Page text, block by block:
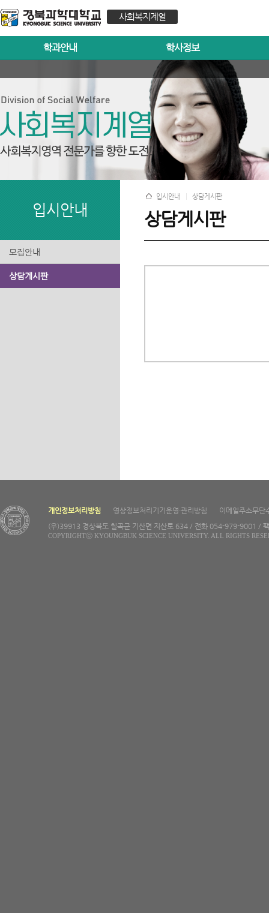
사회복지계열
학과안내 학사정보
입시안내
모집안내
상담게시판
입시안내 상담게시판
상담게시판
개인정보처리방침 영상정보처리기기운영·관리방침
이메일주소무단
(우)39913 경상북도 칠곡군 기산면 지산로 634 / 전화 054-979-9001 /
COPYRIGHTⓒ KYOUNGBUK SCIENCE UNIVERSITY. ALL RIGHTS